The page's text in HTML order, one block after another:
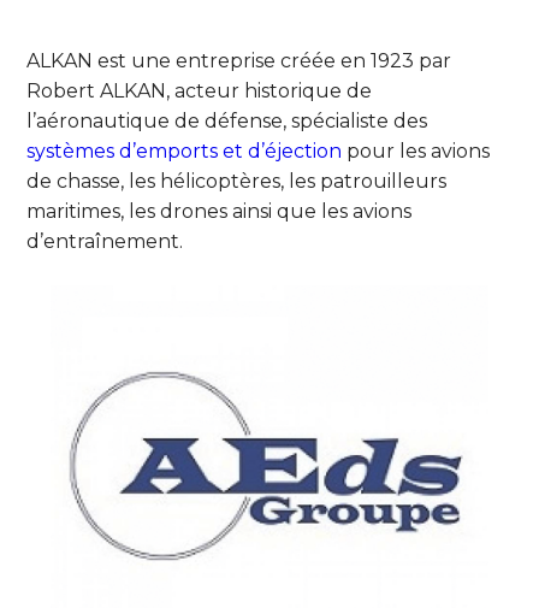
ALKAN est une entreprise créée en 1923 par
Robert ALKAN, acteur historique de
l’aéronautique de défense, spécialiste des
systèmes d’emports et d’éjection pour les avions
de chasse, les hélicoptères, les patrouilleurs
maritimes, les drones ainsi que les avions
d’entraînement.